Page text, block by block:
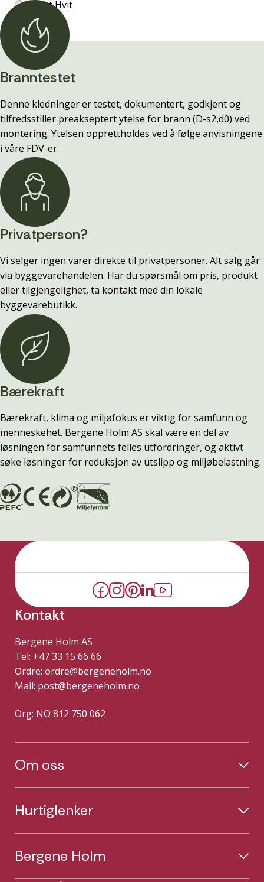
Lasert Hvit
Branntestet
Denne kledninger er testet, dokumentert, godkjent og
tilfredsstiller preakseptert ytelse for brann (D-s2,d0) ved
montering. Ytelsen opprettholdes ved å følge anvisningene
i våre FDV-er.
Privatperson?
Vi selger ingen varer direkte til privatpersoner. Alt salg går
via byggevarehandelen. Har du spørsmål om pris, produkt
eller tilgjengelighet, ta kontakt med din lokale
byggevarebutikk.
Bærekraft
Bærekraft, klima og miljøfokus er viktig for samfunn og
menneskehet. Bergene Holm AS skal være en del av
løsningen for samfunnets felles utfordringer, og aktivt
søke løsninger for reduksjon av utslipp og miljøbelastning.
Kontakt
Bergene Holm AS
Tel: +47 33 15 66 66
Ordre: ordre@bergeneholm.no
Mail: post@bergeneholm.no
Org: NO 812 750 062
Om oss
Hurtiglenker
Bergene Holm